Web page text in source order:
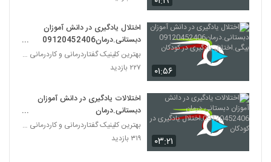
۰۱:۵۶
اختلال یادگیری در دانش آموزان
دبستانی.درمان09120452406
بیگی.اختلال یادگیری در کودکان
بهترین کلینیک گفتاردرمانی و کاردرمانی تهران
۲۲۷ بازدید
۰۳:۲۱
اختلالات یادگیری در دانش آموزان
دبستانی.درمان
09120452406.اختلال یادگیری در
کودکان
بهترین کلینیک گفتاردرمانی و کاردرمانی تهران
۳۱۹ بازدید